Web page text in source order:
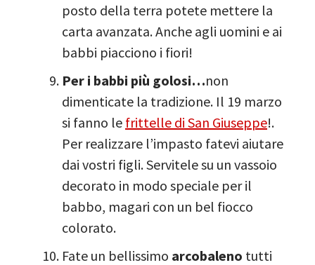
posto della terra potete mettere la
carta avanzata. Anche agli uomini e ai
babbi piacciono i fiori!
Per i babbi più golosi…non
dimenticate la tradizione. Il 19 marzo
si fanno le frittelle di San Giuseppe!.
Per realizzare l’impasto fatevi aiutare
dai vostri figli. Servitele su un vassoio
decorato in modo speciale per il
babbo, magari con un bel fiocco
colorato.
Fate un bellissimo arcobaleno tutti